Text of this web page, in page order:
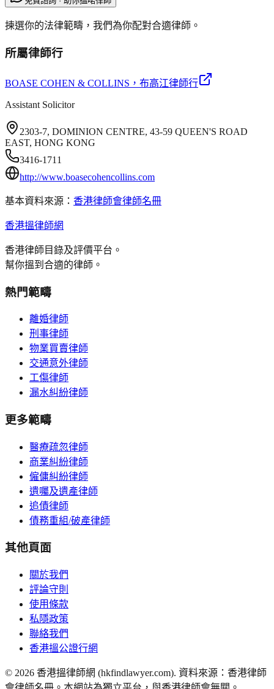
揀選你的法律範疇，我們為你配對合適律師。
所屬律師行
BOASE COHEN & COLLINS ，布高江律師行
Assistant Solicitor
2303-7, DOMINION CENTRE, 43-59 QUEEN'S ROAD
EAST, HONG KONG
3416-1711
http://www.boasecohencollins.com
基本資料來源： 香港律師會律師名冊
香港搵律師網
香港律師目錄及評價平台。
幫你搵到合適的律師。
熱門範疇
離婚律師
刑事律師
物業買賣律師
交通意外律師
工傷律師
漏水糾紛律師
更多範疇
醫療疏忽律師
商業糾紛律師
僱傭糾紛律師
遺囑及遺產律師
追債律師
債務重組/破產律師
其他頁面
關於我們
評論守則
使用條款
私隱政策
聯絡我們
香港搵公證行網
© 2026 香港搵律師網 (hkfindlawyer.com). 資料來源：香港律師